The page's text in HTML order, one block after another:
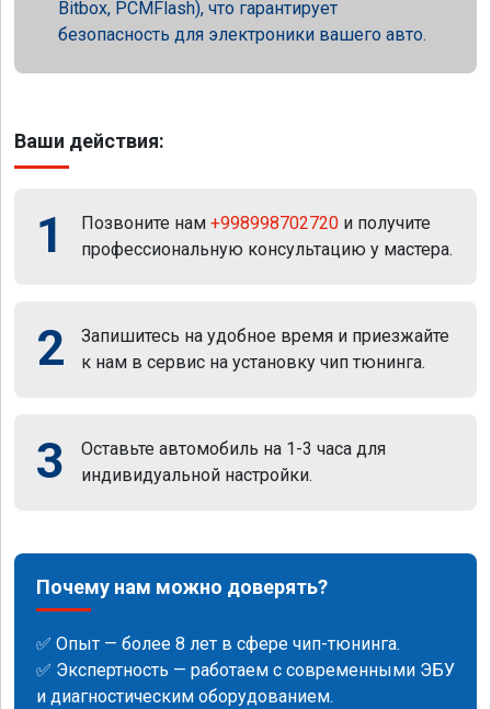
Bitbox, PCMFlash), что гарантирует
безопасность для электроники вашего авто.
Ваши действия:
1 Позвоните нам +998998702720 и получите
профессиональную консультацию у мастера.
2
Запишитесь на удобное время и приезжайте
к нам в сервис на установку чип тюнинга.
3
Оставьте автомобиль на 1-3 часа для
индивидуальной настройки.
Почему нам можно доверять?
✅ Опыт — более 8 лет в сфере чип-тюнинга.
✅ Экспертность — работаем с современными ЭБУ
и диагностическим оборудованием.